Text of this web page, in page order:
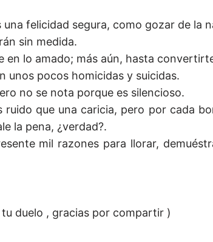
una felicidad segura, como gozar de la
sin medida.
en lo amado; más aún, hasta
unos pocos homicidas y suicidas.
no se nota porque es silencioso.
ruido que una caricia, pero por cada
la pena, ¿verdad?.
mil razones para llorar,
duelo , gracias por compartir )